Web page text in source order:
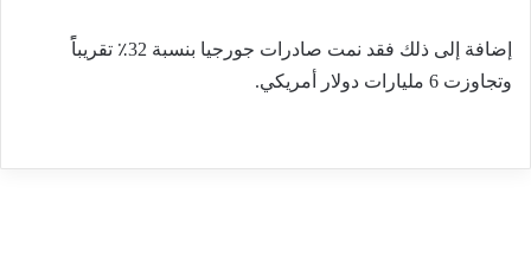
إضافة إلى ذلك فقد نمت صادرات جورجيا بنسبة 32٪ تقريباًً
وتجاوزت 6 مليارات دولار أمريكي.